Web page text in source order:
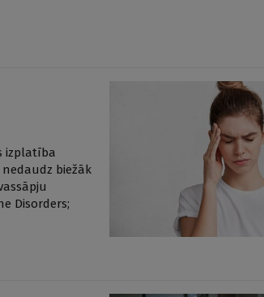
izplatība
biežāk
Disorders;